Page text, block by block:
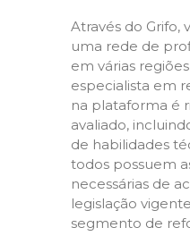
Através do Grifo,
uma rede de
em várias
especialista em
na plataforma é
avaliado,
de habilidades
todos possuem
necessárias de
legislação
segmento de